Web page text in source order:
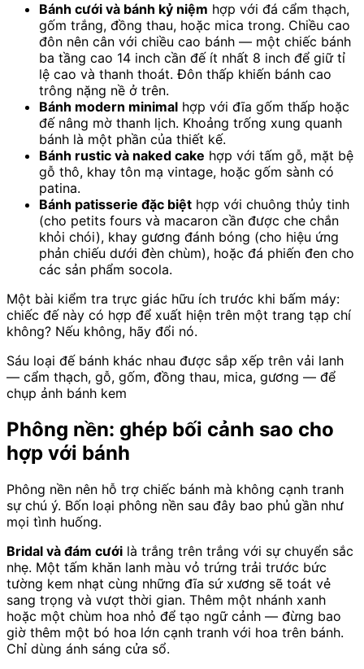
Bánh cưới và bánh kỷ niệm hợp với đá cẩm thạch,
gốm trắng, đồng thau, hoặc mica trong. Chiều cao
đôn nên cân với chiều cao bánh — một chiếc bánh
ba tầng cao 14 inch cần đế ít nhất 8 inch để giữ tỉ
lệ cao và thanh thoát. Đôn thấp khiến bánh cao
trông nặng nề ở trên.
Bánh modern minimal hợp với đĩa gốm thấp hoặc
đế nâng mờ thanh lịch. Khoảng trống xung quanh
bánh là một phần của thiết kế.
Bánh rustic và naked cake hợp với tấm gỗ, mặt bệ
gỗ thô, khay tôn mạ vintage, hoặc gốm sành có
patina.
Bánh patisserie đặc biệt hợp với chuông thủy tinh
(cho petits fours và macaron cần được che chắn
khỏi chói), khay gương đánh bóng (cho hiệu ứng
phản chiếu dưới đèn chùm), hoặc đá phiến đen cho
các sản phẩm socola.
Một bài kiểm tra trực giác hữu ích trước khi bấm máy:
chiếc đế này có hợp để xuất hiện trên một trang tạp chí
không? Nếu không, hãy đổi nó.
Sáu loại đế bánh khác nhau được sắp xếp trên vải lanh
— cẩm thạch, gỗ, gốm, đồng thau, mica, gương — để
chụp ảnh bánh kem
Phông nền: ghép bối cảnh sao cho
hợp với bánh
Phông nền nên hỗ trợ chiếc bánh mà không cạnh tranh
sự chú ý. Bốn loại phông nền sau đây bao phủ gần như
mọi tình huống.
Bridal và đám cưới là trắng trên trắng với sự chuyển sắc
nhẹ. Một tấm khăn lanh màu vỏ trứng trải trước bức
tường kem nhạt cùng những đĩa sứ xương sẽ toát vẻ
sang trọng và vượt thời gian. Thêm một nhánh xanh
hoặc một chùm hoa nhỏ để tạo ngữ cảnh — đừng bao
giờ thêm một bó hoa lớn cạnh tranh với hoa trên bánh.
Chỉ dùng ánh sáng cửa sổ.